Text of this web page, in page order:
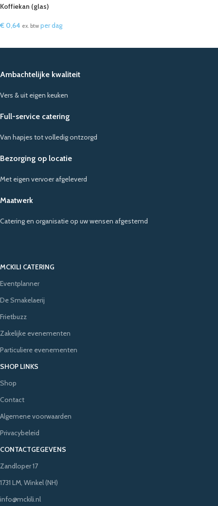
Koffiekan (glas)
€ 0,64 ex. btw per dag
Ambachtelijke kwaliteit
Vers & uit eigen keuken
Full-service catering
Van hapjes tot volledig ontzorgd
Bezorging op locatie
Met eigen vervoer afgeleverd
Maatwerk
Catering en organisatie op uw wensen afgestemd
MCKILI CATERING
Eventplanner
De Smakelaerij
Frietbuzz
Zakelijke evenementen
Particuliere evenementen
SHOP LINKS
Shop
Contact
Algemene voorwaarden
Privacybeleid
CONTACTGEGEVENS
Zandloper 17
1731 LM, Winkel (NH)
info@mckili.nl